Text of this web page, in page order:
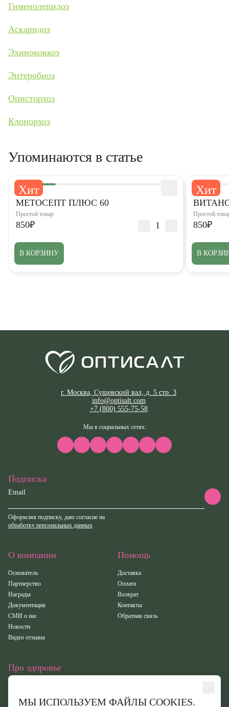
Гименолепидоз
Аскаридоз
Эхинококкоз
Энтеробиоз
Описторхоз
Клонорхоз
Упоминаются в статье
Хит
5,0
МЕТОСЕПТ ПЛЮС 60
Простой товар
850₽
В КОРЗИНУ
Хит
5,0
Простой
850₽
В
МЫ ИСПОЛЬЗУЕМ ФАЙЛЫ COOKIES.
г. Москва, Сущевский вал, д. 5 стр. 3
info@optisalt.com
+7 (800) 555-75-58
Мы в социальных сетях:
Подписка
Email
Оформляя подписку, даю согласие на
обработку персональных данных
О компании
Основатель
Партнерство
Награды
Документация
СМИ о нас
Новости
Видео отзывы
Помощь
Доставка
Оплата
Возврат
Контакты
Обратная связь
Про здоровье